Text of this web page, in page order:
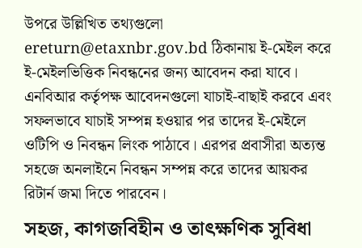
উপরে উল্লিখিত তথ্যগুলো
ereturn@etaxnbr.gov.bdঠিকানায় ই-মেইল করে
ই-মেইলভিত্তিক নিবন্ধনের জন্য আবেদন করা যাবে।
এনবিআর কর্তৃপক্ষ আবেদনগুলো যাচাই-বাছাই করবে এবং
সফলভাবে যাচাই সম্পন্ন হওয়ার পর তাদের ই-মেইলে
ওটিপি ও নিবন্ধন লিংক পাঠাবে। এরপর প্রবাসীরা অত্যন্ত
সহজে অনলাইনে নিবন্ধন সম্পন্ন করে তাদের আয়কর
রিটার্ন জমা দিতে পারবেন।
সহজ, কাগজবিহীন ও তাৎক্ষণিক সুবিধা